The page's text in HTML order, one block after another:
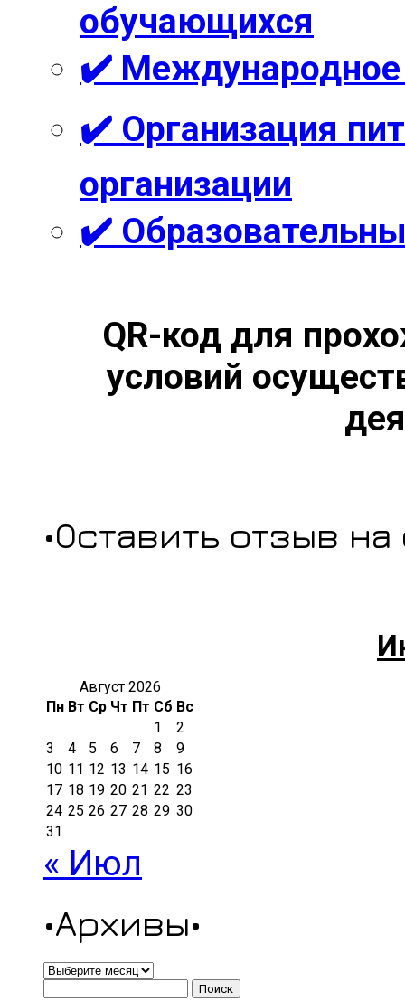
обучающихся
✔️ Международное
✔️ Организация
организации
✔️
QR-код для
условий
•Оставить отзыв на
Август 2026
Пн Вт Ср Чт Пт Сб Вс
1
2
3
4 5 6 7 8
9
10 11 12 13 14 15 16
17 18 19 20 21 22 23
24 25 26 27 28 29 30
31
« Июл
•Архивы•
•Архивы•